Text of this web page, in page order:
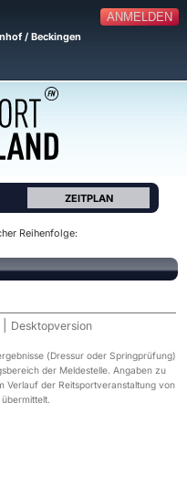
ANMELDEN
/ Beckingen
ZEITPLAN
Reihenfolge:
Desktopversion
(Dressur oder Springprüfung)
der Meldestelle. Angaben zu
Verlauf der Reitsportveranstaltung von